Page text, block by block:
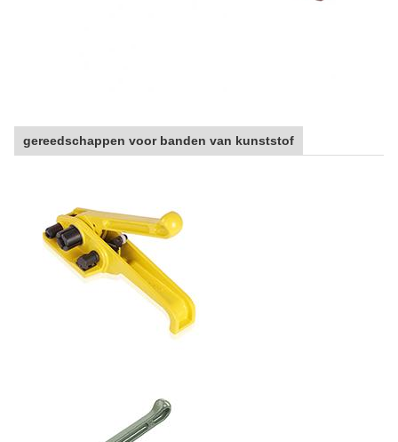
gereedschappen voor banden van kunststof